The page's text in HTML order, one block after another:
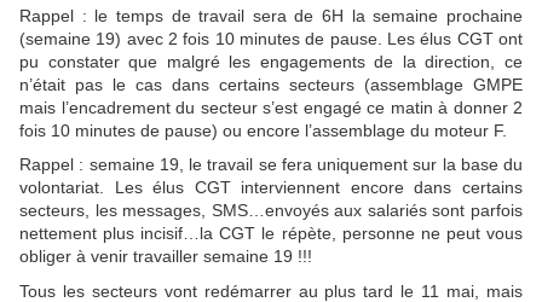
Rappel : le temps de travail sera de 6H la semaine prochaine
(semaine 19) avec 2 fois 10 minutes de pause. Les élus CGT ont
pu constater que malgré les engagements de la direction, ce
n’était pas le cas dans certains secteurs (assemblage GMPE
mais l’encadrement du secteur s’est engagé ce matin à donner 2
fois 10 minutes de pause) ou encore l’assemblage du moteur F.
Rappel : semaine 19, le travail se fera uniquement sur la base du
volontariat. Les élus CGT interviennent encore dans certains
secteurs, les messages, SMS…envoyés aux salariés sont parfois
nettement plus incisif…la CGT le répète, personne ne peut vous
obliger à venir travailler semaine 19 !!!
Tous les secteurs vont redémarrer au plus tard le 11 mai, mais